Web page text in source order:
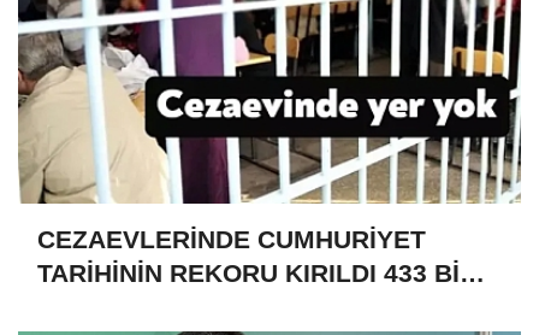
CEZAEVLERİNDE CUMHURİYET
TARİHİNİN REKORU KIRILDI 433 BİN